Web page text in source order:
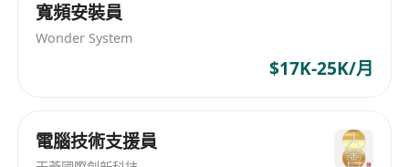
寬頻安裝員
Wonder System
$17K-25K/月
電腦技術支援員